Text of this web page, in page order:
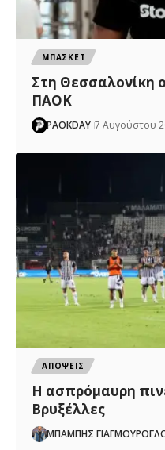
ΜΠΑΣΚΕΤ
Στη Θεσσαλονίκη
ΠΑΟΚ
PAOKDAY 7 Αυγούστου
ΑΠΟΨΕΙΣ
Η ασπρόμαυρη
Βρυξέλλες
ΜΠΑΜΠΗΣ